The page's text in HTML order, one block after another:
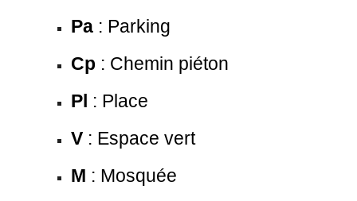
Pa : Parking
Cp : Chemin piéton
Pl : Place
V : Espace vert
M : Mosquée